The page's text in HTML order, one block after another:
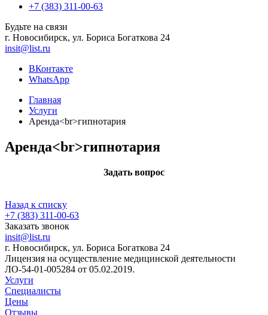
+7 (383) 311-00-63
Будьте на связи
г. Новосибирск, ул. Бориса Богаткова 24
insit@list.ru
ВКонтакте
WhatsApp
Главная
Услуги
Аренда<br>гипнотария
Аренда<br>гипнотария
Задать вопрос
Назад к списку
+7 (383) 311-00-63
Заказать звонок
insit@list.ru
г. Новосибирск, ул. Бориса Богаткова 24
Лицензия на осуществление медицинской деятельности
ЛО-54-01-005284 от 05.02.2019.
Услуги
Специалисты
Цены
Отзывы